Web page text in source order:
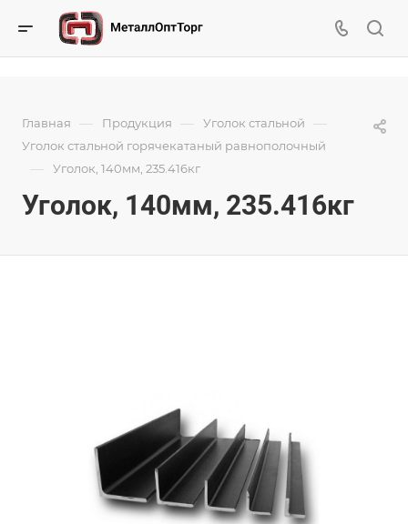
Главная — Продукция — Уголок стальной —
Уголок стальной горячекатаный равнополочный
— Уголок, 140мм, 235.416кг
Уголок, 140мм, 235.416кг